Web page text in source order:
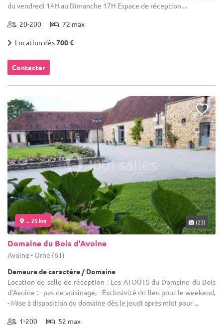
du vendredi 14H au Dimanche 17H Espace de réception ...
20-200 72 max
Location dès700 €
Contacter
... 25 km (23)
Domaine du Bois d'Avoine
Avoine - Orne (61)
Demeure de caractère / Domaine
Location de salle de réception : Les ATOUTS du Domaine du Bois
d’Avoine : - pas de voisinage, - Exclusivité du lieu pour le weekend,
- Mise à disposition du domaine dès le jeudi après midi pour ...
1-200 52 max